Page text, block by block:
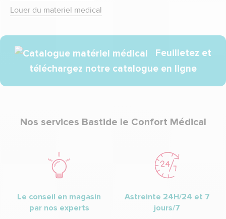
Louer du materiel medical
Feuilletez et
téléchargez notre catalogue en ligne
Nos services Bastide le Confort Médical
Le conseil en magasin
par nos experts
Astreinte 24H/24 et 7
jours/7